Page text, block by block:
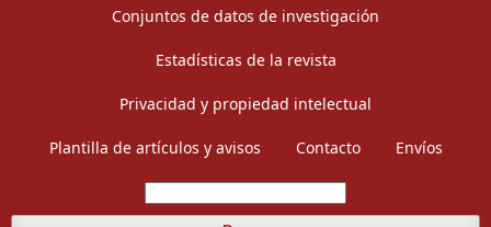
Conjuntos de datos de investigación
Estadísticas de la revista
Privacidad y propiedad intelectual
Plantilla de artículos y avisos Contacto Envíos